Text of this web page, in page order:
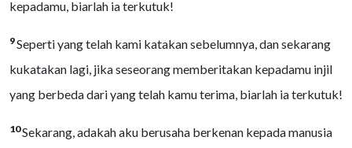
kepadamu, biarlah ia terkutuk!
9Seperti yang telah kami katakan sebelumnya, dan sekarang
kukatakan lagi, jika seseorang memberitakan kepadamu injil
yang berbeda dari yang telah kamu terima, biarlah ia terkutuk!
10Sekarang, adakah aku berusaha berkenan kepada manusia